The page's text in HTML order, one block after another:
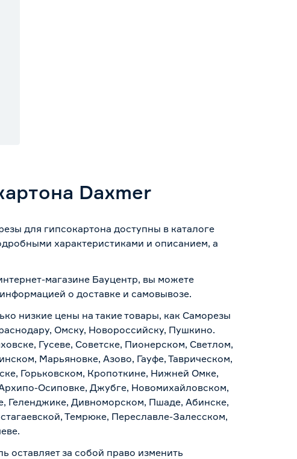
Daxmer
для гипсокартона доступны в каталоге
характеристиками и описанием, а
магазине Бауцентр, вы можете
о доставке и самовывозе.
низкие цены на такие товары, как Саморезы
Омску, Новороссийску, Пушкино.
Гусеве, Советске, Пионерском, Светлом,
Марьяновке, Азово, Гауфе, Таврическом,
Горьковском, Кропоткине, Нижней Омке,
Осиповке, Джубге, Новомихайловском,
Геленджике, Дивноморском, Пшаде, Абинске,
Темрюке, Переславле-Залесском,
оставляет за собой право изменить